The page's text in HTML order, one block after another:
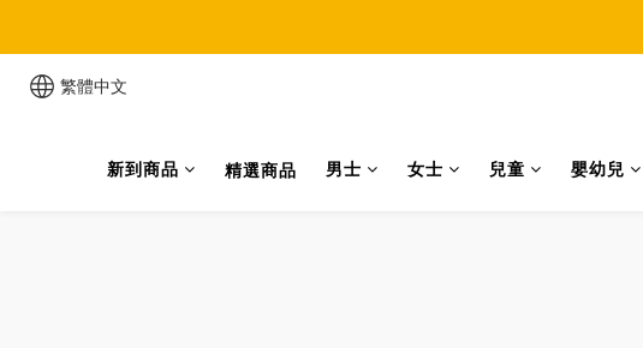
繁體中文
新到商品 精選商品 男士 女士 兒童 嬰幼兒